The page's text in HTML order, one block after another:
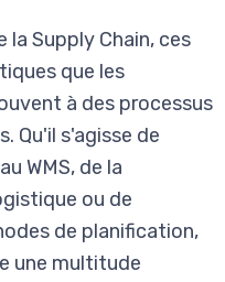
la Supply Chain, ces
que les
à des processus
Qu'il s'agisse de
WMS, de la
ou de
de planification,
une multitude